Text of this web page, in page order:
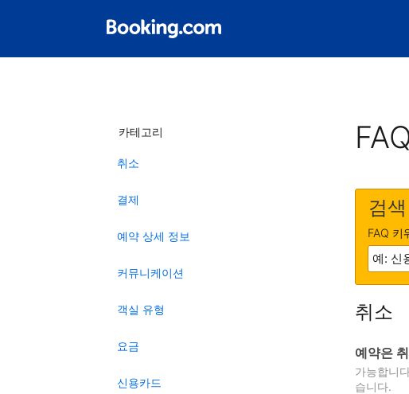
카테고리
취소
결제
예약 상세 정보
커뮤니케이션
객실 유형
요금
신용카드
검색
FAQ 키
취소
예약은
가능합니
습니다.